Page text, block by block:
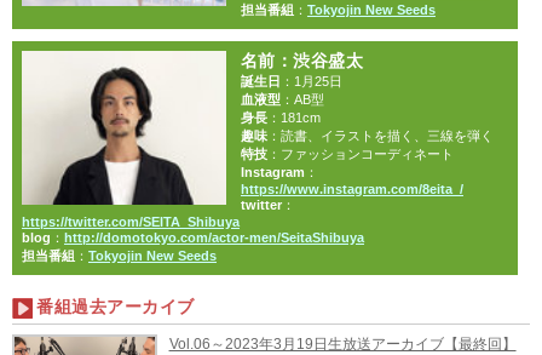
担当番組 ： Tokyojin New Seeds
名前 ：渋谷盛太
誕生日 ：1月25日
血液型：AB型
身長：181cm
趣味：読書、イラストを描く、三線を弾く
特技：ファッションコーディネート
Instagram ：
https://www.instagram.com/8eita_/
twitter：
https://twitter.com/SEITA_Shibuya
blog ： http://domotokyo.com/actor-men/SeitaShibuya
担当番組 ： Tokyojin New Seeds
番組過去アーカイブ
Vol.06～2023年3月19日生放送アーカイブ【最終回】